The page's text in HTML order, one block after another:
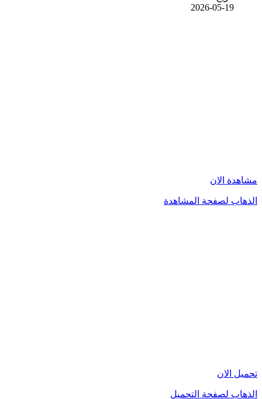
2026-05-19
مشاهدة الان
الذهاب لصفحة المشاهدة
تحميل الان
الذهاب لصفحة التحميل